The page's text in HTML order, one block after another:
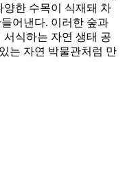
양한 수목이 식재돼 차
어낸다. 이러한 숲과
식하는 자연 생태 공
는 자연 박물관처럼 만